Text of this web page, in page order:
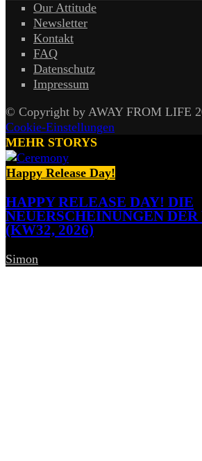
Our Attitude
Newsletter
Kontakt
FAQ
Datenschutz
Impressum
© Copyright by AWAY FROM LIFE
Cookie-Einstellungen
MEHR STORYS
Happy Release Day!
HAPPY RELEASE DAY! DIE
NEUERSCHEINUNGEN
(KW32, 2026)
Simon